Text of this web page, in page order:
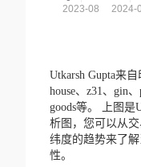
Utkarsh Gupta来自
house、z31、gin
goods等。
上图
析图，您可以从
纬度的趋势来了
性。